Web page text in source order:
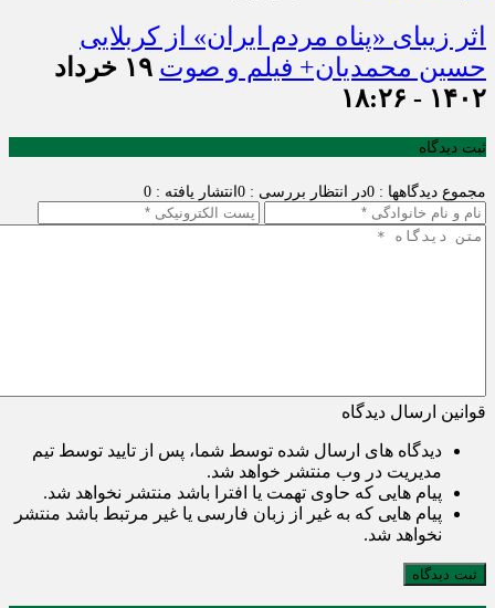
اثر زیبای «پناه مردم ایران» از کربلایی
حسین محمدیان+ فیلم و صوت
۱۹ خرداد
۱۴۰۲ - ۱۸:۲۶
ثبت دیدگاه
مجموع دیدگاهها : 0 در انتظار بررسی : 0 انتشار یافته : 0
قوانین ارسال دیدگاه
دیدگاه های ارسال شده توسط شما، پس از تایید توسط تیم
مدیریت در وب منتشر خواهد شد.
پیام هایی که حاوی تهمت یا افترا باشد منتشر نخواهد شد.
پیام هایی که به غیر از زبان فارسی یا غیر مرتبط باشد منتشر
نخواهد شد.
ثبت دیدگاه